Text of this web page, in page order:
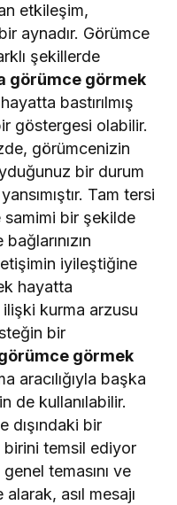
etkileşim,
aynadır. Görümce
şekillerde
görümce görmek
bastırılmış
göstergesi olabilir.
görümcenizin
bir durum
Tam tersi
bir şekilde
iyileştiğine
hayatta
kurma arzusu
bir
görmek
aracılığıyla başka
de kullanılabilir.
dışındaki bir
birini temsil ediyor
temasını ve
asıl mesajı